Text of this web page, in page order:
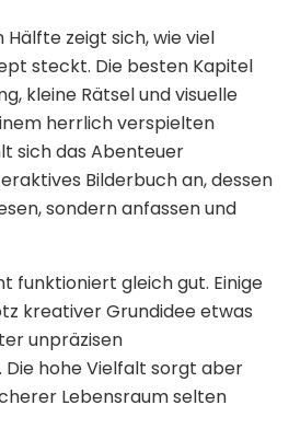
zeigt sich, wie viel
steckt. Die besten Kapitel
kleine Rätsel und visuelle
herrlich verspielten
sich das Abenteuer
Bilderbuch an, dessen
sondern anfassen und
funktioniert gleich gut. Einige
kreativer Grundidee etwas
unpräzisen
hohe Vielfalt sorgt aber
Lebensraum selten